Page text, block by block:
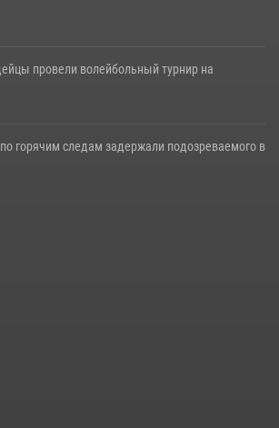
провели волейбольный турнир на
горячим следам задержали подозреваемого в